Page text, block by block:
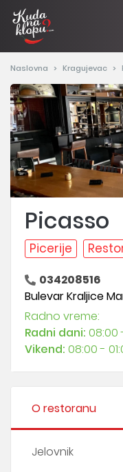
Naslovna Kragujevac
Picasso
Picerije
034208516
Bulevar Kraljice
Radno vreme:
Radni dani: 08:00
Vikend: 08:00 -
O restoranu
Jelovnik